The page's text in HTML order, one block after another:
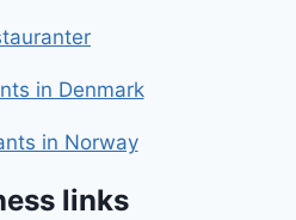
in Denmark
in Norway
links